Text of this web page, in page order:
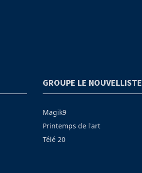
GROUPE LE NOUVELLISTE
Magik9
Printemps de l'art
Télé 20